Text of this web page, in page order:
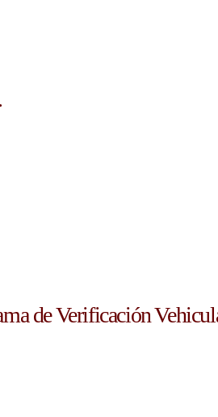
de Verificación